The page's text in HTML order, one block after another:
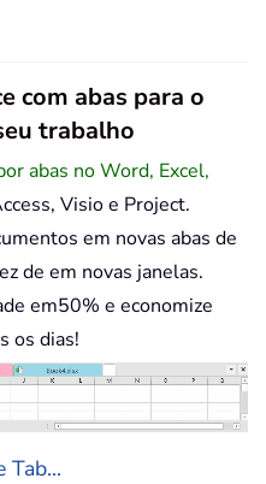
com abas para o
trabalho
abas no Word, Excel,
Visio e Project.
em novas abas de
de em novas janelas.
em50% e economize
os dias!
Tab...